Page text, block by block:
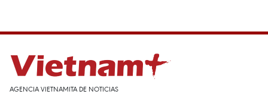
AGENCIA VIETNAMITA DE NOTICIAS